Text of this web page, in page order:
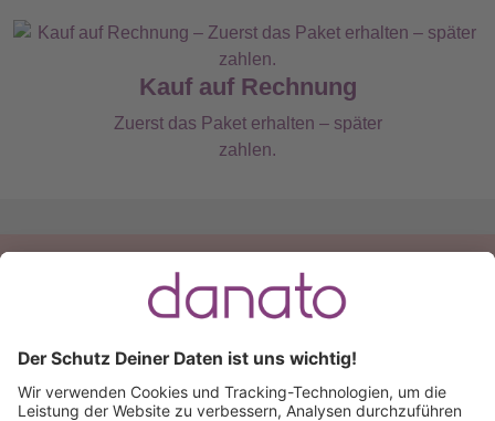
Kauf auf Rechnung
Zuerst das Paket erhalten – später
zahlen.
Du hast eine Frage?
+49 (0) 511 51 56 0300
schreib uns eineE-Mail